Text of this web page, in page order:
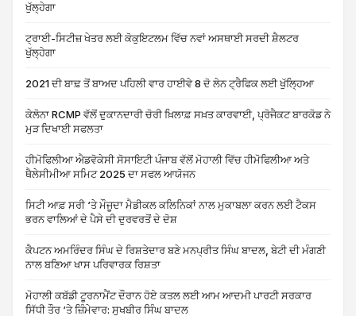
ਖੁੱਲ੍ਹੇਗਾ
ਟ੍ਰਾਈ-ਸਿਟੀਜ਼ ਖੇਤਰ ਲਈ ਕੋਕੁਇਟਲਮ ਵਿੱਚ ਨਵਾਂ ਅਸਥਾਈ ਸਰਦੀ ਸ਼ੈਲਟਰ
ਖੁੱਲ੍ਹੇਗਾ
2021 ਦੀ ਬਾਢ਼ ਤੋਂ ਬਾਅਦ ਪਹਿਲੀ ਵਾਰ ਹਾਈਵੇ 8 ਦੋ ਲੇਨ ਟ੍ਰੈਫਿਕ ਲਈ ਖੁੱਲ੍ਹਿਆ
ਕੇਲੋਨਾ RCMP ਵੱਲੋਂ ਦੁਕਾਨਦਾਰੀ ਚੋਰੀ ਖ਼ਿਲਾਫ਼ ਸਖ਼ਤ ਕਾਰਵਾਈ, ਪ੍ਰੋਜੈਕਟ ਬਾਰਕੋਡ ਨੇ
ਮੁੜ ਦਿਖਾਈ ਸਫਲਤਾ
ਹੀਮੋਫਿਲੀਆ ਐਡਵੋਕੇਸੀ ਸੋਸਾਇਟੀ ਪੰਜਾਬ ਵੱਲੋਂ ਮੋਹਾਲੀ ਵਿੱਚ ਹੀਮੋਫਿਲੀਆ ਅਤੇ
ਥੈਲੇਸੀਮੀਆ ਸਮਿਟ 2025 ਦਾ ਸਫਲ ਆਯੋਜਨ
ਸਿਟੀ ਆਫ਼ ਸਰੀ ‘ਤੇ ਮੌਜੂਦਾ ਮੈਡੀਕਲ ਕਲਿਨਿਕਾਂ ਨਾਲ ਮੁਕਾਬਲਾ ਕਰਨ ਲਈ ਟੈਕਸ
ਭਰਨ ਵਾਲਿਆਂ ਦੇ ਪੈਸੇ ਦੀ ਦੁਰਵਰਤੋਂ ਦੇ ਦੋਸ਼
ਕੈਪਟਨ ਅਮਰਿੰਦਰ ਸਿੰਘ ਦੇ ਰਿਸ਼ਤੇਦਾਰ ਬਣੇ ਮਨਪ੍ਰੀਤ ਸਿੰਘ ਬਾਦਲ, ਬੇਟੀ ਦੀ ਮੰਗਣੀ
ਨਾਲ ਬਣਿਆ ਖਾਸ ਪਰਿਵਾਰਕ ਰਿਸ਼ਤਾ
ਮੋਹਾਲੀ ਕਬੱਡੀ ਟੂਰਨਾਮੈਂਟ ਦੌਰਾਨ ਹੋਏ ਕਤਲ ਲਈ ਆਮ ਆਦਮੀ ਪਾਰਟੀ ਸਰਕਾਰ
ਸਿੱਧੀ ਤੌਰ ‘ਤੇ ਜ਼ਿੰਮੇਵਾਰ: ਸੁਖਬੀਰ ਸਿੰਘ ਬਾਦਲ